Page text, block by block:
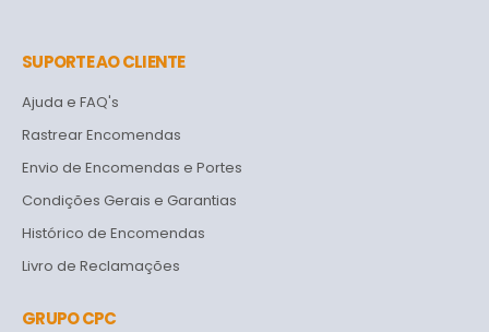
SUPORTE AO CLIENTE
Ajuda e FAQ's
Rastrear Encomendas
Envio de Encomendas e Portes
Condições Gerais e Garantias
Histórico de Encomendas
Livro de Reclamações
GRUPO CPC